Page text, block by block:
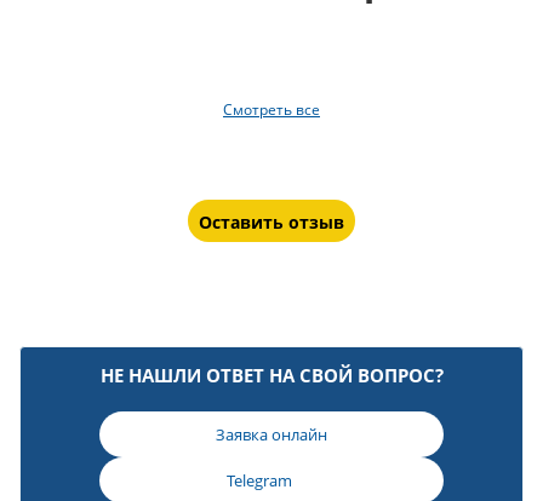
Смотреть все
Оставить отзыв
НЕ НАШЛИ ОТВЕТ НА СВОЙ ВОПРОС?
Заявка онлайн
Telegram